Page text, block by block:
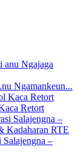
Ngamankeun...
Retort
–